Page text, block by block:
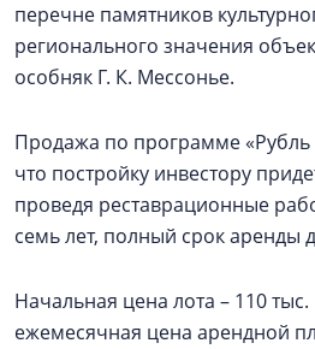
перечне памятников
регионального значения
особняк Г. К. Мессонье.
Продажа по программе «Рубль
что постройку инвестору
проведя реставрационные
семь лет, полный срок аренды
Начальная цена лота – 110 тыс.
ежемесячная цена арендной